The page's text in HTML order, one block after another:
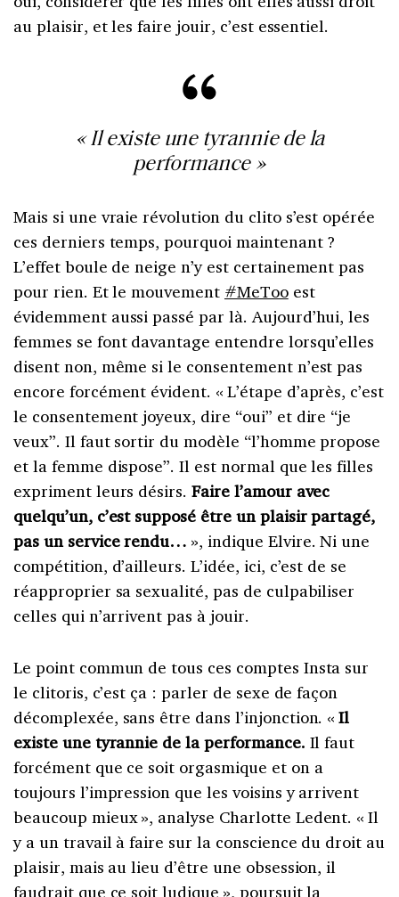
au plaisir, et les faire jouir, c’est essentiel.
« Il existe une tyrannie de la
performance »
Mais si une vraie révolution du clito s’est opérée
ces derniers temps, pourquoi maintenant ?
L’effet boule de neige n’y est certainement pas
pour rien. Et le mouvement #MeTooest
évidemment aussi passé par là. Aujourd’hui, les
femmes se font davantage entendre lorsqu’elles
disent non, même si le consentement n’est pas
encore forcément évident. « L’étape d’après, c’est
le consentement joyeux, dire “oui” et dire “je
veux”. Il faut sortir du modèle “l’homme propose
et la femme dispose”. Il est normal que les filles
expriment leurs désirs.Faire l’amour avec
quelqu’un, c’est supposé être un plaisir partagé,
pas un service rendu… », indique Elvire. Ni une
compétition, d’ailleurs. L’idée, ici, c’est de se
réapproprier sa sexualité, pas de culpabiliser
celles qui n’arrivent pas à jouir.
Le point commun de tous ces comptes Insta sur
le clitoris, c’est ça : parler de sexe de façon
décomplexée, sans être dans l’injonction. « Il
existe une tyrannie de la performance. Il faut
forcément que ce soit orgasmique et on a
toujours l’impression que les voisins y arrivent
beaucoup mieux», analyse Charlotte Ledent. « Il
y a un travail à faire sur la conscience du droit au
plaisir, mais au lieu d’être une obsession, il
faudrait que ce soit ludique », poursuit la